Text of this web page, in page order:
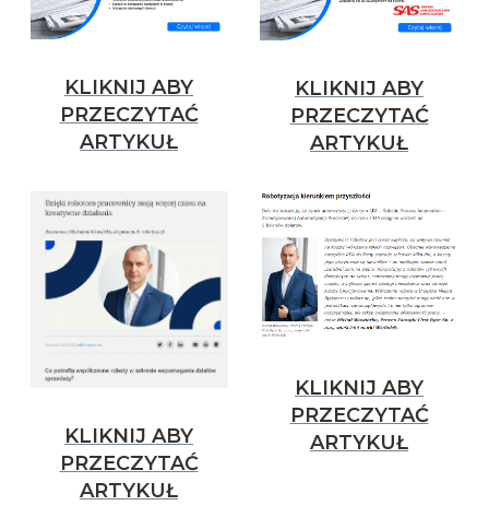
KLIKNIJ ABY
PRZECZYTAĆ
ARTYKUŁ
KLIKNIJ ABY
PRZECZYTAĆ
ARTYKUŁ
KLIKNIJ ABY
PRZECZYTAĆ
ARTYKUŁ
KLIKNIJ ABY
PRZECZYTAĆ
ARTYKUŁ